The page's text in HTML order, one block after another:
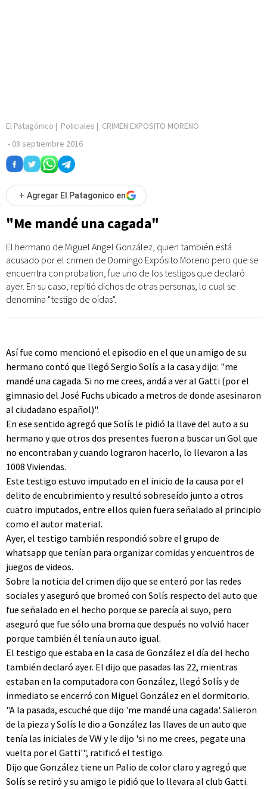
El Patagónico | Policiales | CRIMEN EXPOSITO MORENO
- 08 septiembre 2016
+ Agregar El Patagonico en
"Me mandé una cagada"
El hermano de Miguel Angel González, quien también está
acusado por el crimen de Domingo Expósito Moreno pero que se
encuentra con probation, fue uno de los testigos que declaró
ayer. En su caso, repitió dichos de otras personas, lo cual se
denomina "testigo de oídas".
Así fue como mencionó el episodio en el que un amigo de su
hermano contó que llegó Sergio Solís a la casa y dijo: "me
mandé una cagada. Si no me crees, andá a ver al Gatti (por el
gimnasio del José Fuchs ubicado a metros de donde asesinaron
al ciudadano español)".
En ese sentido agregó que Solís le pidió la llave del auto a su
hermano y que otros dos presentes fueron a buscar un Gol que
no encontraban y cuando lograron hacerlo, lo llevaron a las
1008 Viviendas.
Este testigo estuvo imputado en el inicio de la causa por el
delito de encubrimiento y resultó sobreseído junto a otros
cuatro imputados, entre ellos quien fuera señalado al principio
como el autor material.
Ayer, el testigo también respondió sobre el grupo de
whatsapp que tenían para organizar comidas y encuentros de
juegos de videos.
Sobre la noticia del crimen dijo que se enteró por las redes
sociales y aseguró que bromeó con Solís respecto del auto que
fue señalado en el hecho porque se parecía al suyo, pero
aseguró que fue sólo una broma que después no volvió hacer
porque también él tenía un auto igual.
El testigo que estaba en la casa de González el día del hecho
también declaró ayer. El dijo que pasadas las 22, mientras
estaban en la computadora con González, llegó Solís y de
inmediato se encerró con Miguel González en el dormitorio.
"A la pasada, escuché que dijo 'me mandé una cagada'. Salieron
de la pieza y Solís le dio a González las llaves de un auto que
tenía las iniciales de VW y le dijo 'si no me crees, pegate una
vuelta por el Gatti'", ratificó el testigo.
Dijo que González tiene un Palio de color claro y agregó que
Solís se retiró y su amigo le pidió que lo llevara al club Gatti.